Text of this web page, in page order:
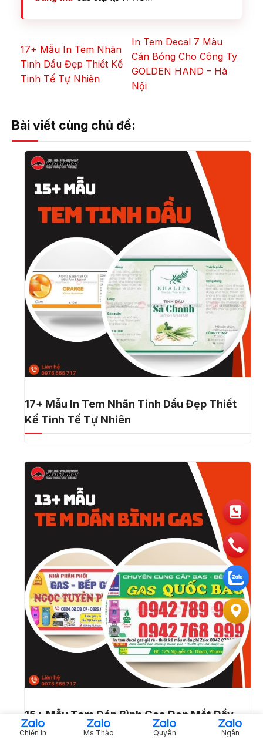
17+ Mẫu In Tem Nhãn
Tinh Dầu Đẹp Thiết Kế
Tinh Tế Tự Nhiên
In Tem Decal 7 Màu
Cán Bóng Cho Công Ty
GOLDEN HAND – Hà
Nội
Bài viết cùng chủ đề:
17+ Mẫu In Tem Nhãn Tinh Dầu Đẹp Thiết
Kế Tinh Tế Tự Nhiên
15+ Mẫu Tem Dán Bình Gas Đẹp Mắt Đầy
Đủ Thông Tin Liên Hệ
Chiến In Ms Thảo Quyên Ngân